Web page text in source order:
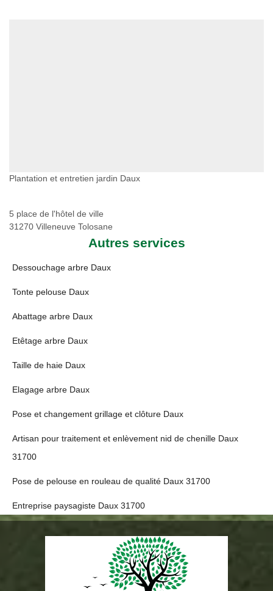
Plantation et entretien jardin Daux
5 place de l'hôtel de ville
31270 Villeneuve Tolosane
Autres services
Dessouchage arbre Daux
Tonte pelouse Daux
Abattage arbre Daux
Etêtage arbre Daux
Taille de haie Daux
Elagage arbre Daux
Pose et changement grillage et clôture Daux
Artisan pour traitement et enlèvement nid de chenille Daux
31700
Pose de pelouse en rouleau de qualité Daux 31700
Entreprise paysagiste Daux 31700